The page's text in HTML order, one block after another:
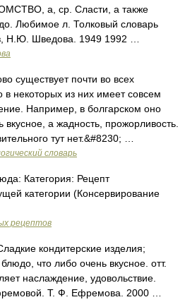
а, ср. Сласти, а также
Любимое л. Толковый словарь
Н.Ю. Шведова. 1949 1992 …
существует почти во всех
в некоторых из них имеет совсем
Например, в болгарском оно
вкусное, а жадность, прожорливость.
тут нет.&#8230; …
словарь
Категория: Рецепт
категории (Консервирование
рецептов
кондитерские изделия;
что либо очень вкусное. отт.
наслаждение, удовольствие.
Т. Ф. Ефремова. 2000 …